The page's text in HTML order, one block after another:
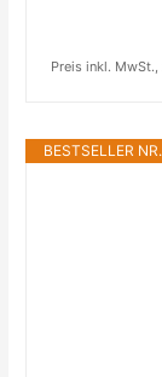
Preis inkl.
BESTSELLER